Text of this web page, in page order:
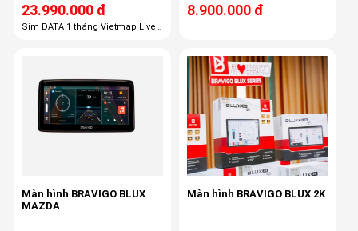
23.990.000 đ
Sim DATA 1 tháng Vietmap Live
8.900.000 đ
Màn hình BRAVIGO BLUX
MAZDA
Màn hình BRAVIGO BLUX 2K